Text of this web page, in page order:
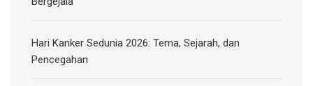
Hari Kanker Sedunia 2026: Tema, Sejarah, dan
Pencegahan